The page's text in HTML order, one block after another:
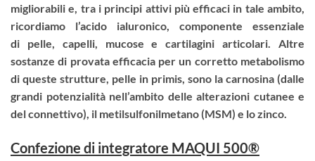
migliorabili e, tra i principi attivi più efficaci in tale ambito,
ricordiamo l’acido ialuronico, componente essenziale
di pelle, capelli, mucose e cartilagini articolari. Altre
sostanze di provata efficacia per un corretto metabolismo
di queste strutture, pelle in primis, sono la carnosina (dalle
grandi potenzialità nell’ambito delle alterazioni cutanee e
del connettivo), il metilsulfonilmetano (MSM) e lo zinco.
Confezione di integratore MAQUI 500®